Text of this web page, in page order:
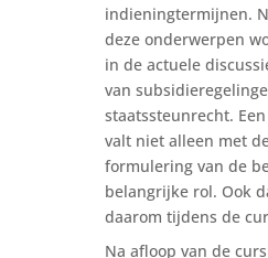
indieningtermijnen.
deze onderwerpen
in de actuele
van
staatssteunrecht.
valt niet alleen met
formulering van de
belangrijke rol. Ook
daarom tijdens de
Na afloop van de